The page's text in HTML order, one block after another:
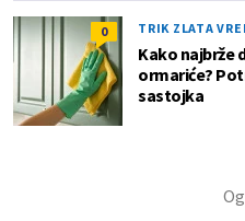
0 TRIK ZLATA
Kako najbrže
ormariće?
sastojka